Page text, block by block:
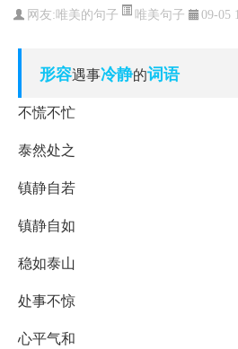
网友: 唯美的句子 唯美句子 09-05
形容遇事冷静的词语
不慌不忙
泰然处之
镇静自若
镇静自如
稳如泰山
处事不惊
心平气和